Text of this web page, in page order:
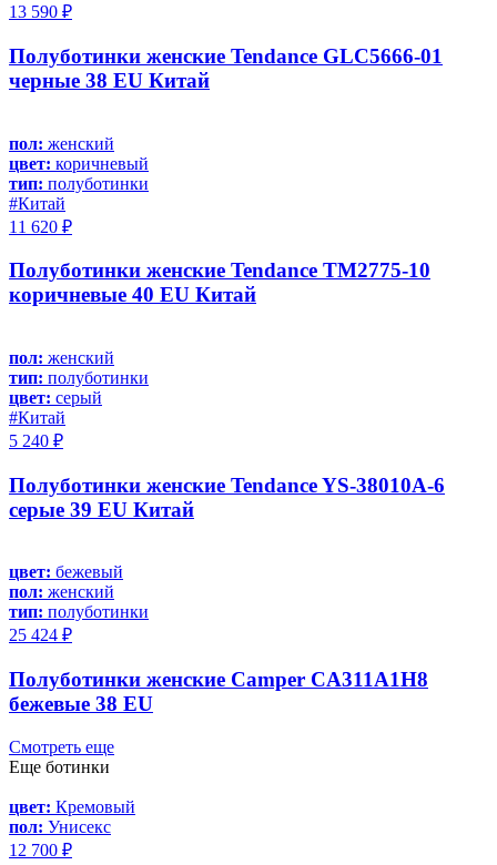
13 590 ₽
Полуботинки женские Tendance GLC5666-01
черные 38 EU Китай
пол: женский
цвет: коричневый
тип: полуботинки
#Китай
11 620 ₽
Полуботинки женские Tendance TM2775-10
коричневые 40 EU Китай
пол: женский
тип: полуботинки
цвет: серый
#Китай
5 240 ₽
Полуботинки женские Tendance YS-38010A-6
серые 39 EU Китай
цвет: бежевый
пол: женский
тип: полуботинки
25 424 ₽
Полуботинки женские Camper CA311A1H8
бежевые 38 EU
Смотреть еще
Еще ботинки
цвет: Кремовый
пол: Унисекс
12 700 ₽